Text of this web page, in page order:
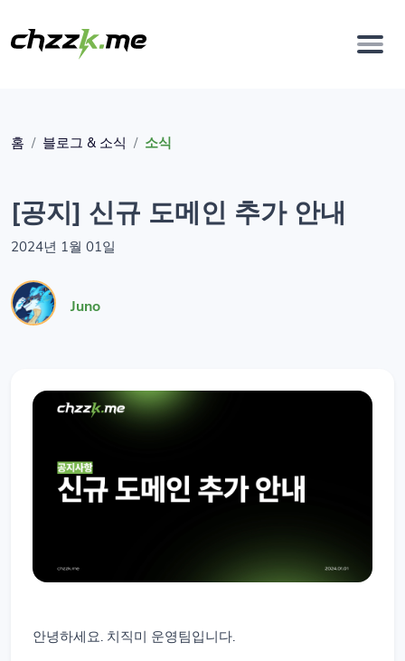
홈 블로그 & 소식 소식
[공지] 신규 도메인 추가 안내
2024년 1월 01일
Juno
안녕하세요. 치직미 운영팀입니다.